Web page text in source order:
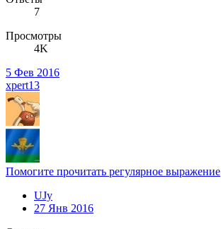
7
Просмотры
4K
5 Фев 2016
xpert13
Помогите прочитать регулярное выражение
UJy
27 Янв 2016